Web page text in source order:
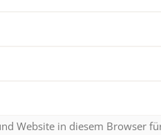
Website in diesem Browser